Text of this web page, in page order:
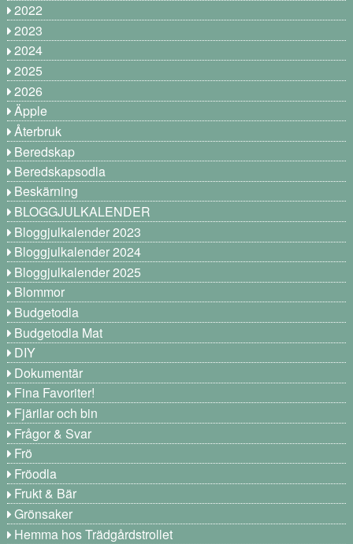
2022
2023
2024
2025
2026
Äpple
Återbruk
Beredskap
Beredskapsodla
Beskärning
BLOGGJULKALENDER
Bloggjulkalender 2023
Bloggjulkalender 2024
Bloggjulkalender 2025
Blommor
Budgetodla
Budgetodla Mat
DIY
Dokumentär
Fina Favoriter!
Fjärilar och bin
Frågor & Svar
Frö
Fröodla
Frukt & Bär
Grönsaker
Hemma hos Trädgårdstrollet